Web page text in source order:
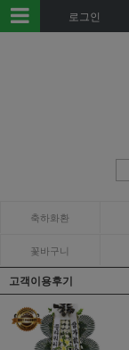
로그인
축하화환
꽃바구니
고객이용후기